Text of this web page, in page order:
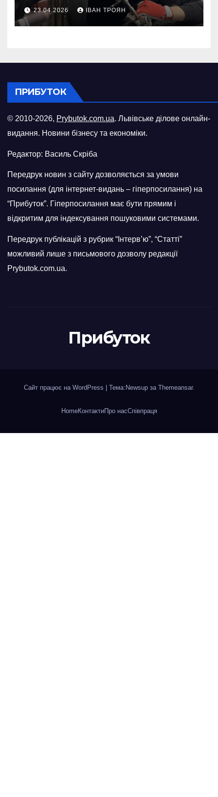
відновити виробничі
потужності після атаки
російського БПЛА
23.04.2026 ІВАН ТРОЯН
ПРИБУТОК
© 2010-2026, Prybutok.com.ua. Львівське ділове онлайн-
видання. Новини бізнесу та економіки.
Редактор: Василь Скріба
Передрук новин з сайту дозволяється за умови
посилання (для інтернет-видань – гіперпосилання) на
“Прибуток”. Гіперпосилання має бути прямим і
відкритим для індексування пошуковими системами.
Передрук публікацій з рубрик “Інтерв’ю”, “Статті”
можливий лише з письмового дозволу редакції
Prybutok.com.ua.
Прибуток
Сайт працює на WordPress Тема:Newsup за Themeansar.
HomeКонтактиПро насСпівпраця